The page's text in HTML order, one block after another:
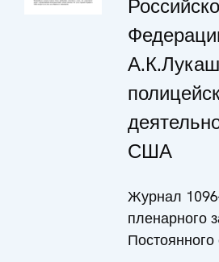
США
Журнал
пленарного
Постоянного